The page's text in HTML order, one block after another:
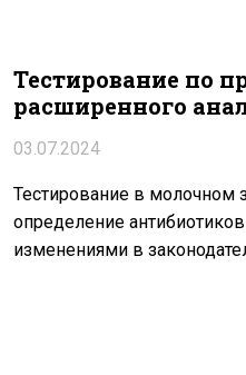
Тестирование по
расширенного
03.07.2024
Тестирование в молочном
определение
изменениями в